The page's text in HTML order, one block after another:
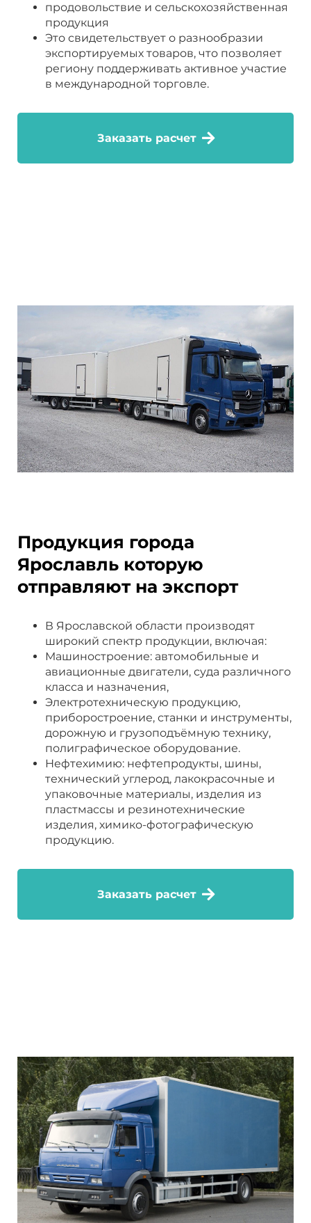
продовольствие и сельскохозяйственная
продукция
Это свидетельствует о разнообразии
экспортируемых товаров, что позволяет
региону поддерживать активное участие
в международной торговле.
Заказать расчет
Продукция города
Ярославль которую
отправляют на экспорт
В Ярославской области производят
широкий спектр продукции, включая:
Машиностроение: автомобильные и
авиационные двигатели, суда различного
класса и назначения,
Электротехническую продукцию,
приборостроение, станки и инструменты,
дорожную и грузоподъёмную технику,
полиграфическое оборудование.
Нефтехимию: нефтепродукты, шины,
технический углерод, лакокрасочные и
упаковочные материалы, изделия из
пластмассы и резинотехнические
изделия, химико-фотографическую
продукцию.
Заказать расчет